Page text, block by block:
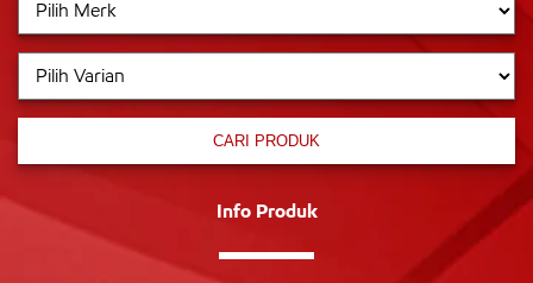
CARI PRODUK
Info Produk